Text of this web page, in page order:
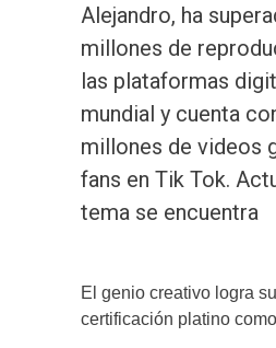
Alejandro, ha
millones de
las plataformas
mundial y cuenta
millones de videos
fans en Tik Tok.
tema se encuentra
El genio creativo logra
certificación platino